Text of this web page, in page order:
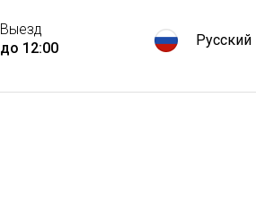
Выезд
до 12:00
Русский